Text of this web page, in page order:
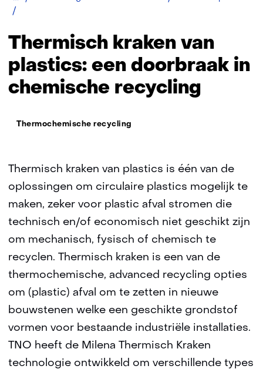
Thermisch kraken van
plastics: een doorbraak in
chemische recycling
Thema:
Thermochemische recycling
Thermisch kraken van plastics is één van de
oplossingen om circulaire plastics mogelijk te
maken, zeker voor plastic afval stromen die
technisch en/of economisch niet geschikt zijn
om mechanisch, fysisch of chemisch te
recyclen. Thermisch kraken is een van de
thermochemische, advanced recycling opties
om (plastic) afval om te zetten in nieuwe
bouwstenen welke een geschikte grondstof
vormen voor bestaande industriële installaties.
TNO heeft de Milena Thermisch Kraken
technologie ontwikkeld om verschillende types